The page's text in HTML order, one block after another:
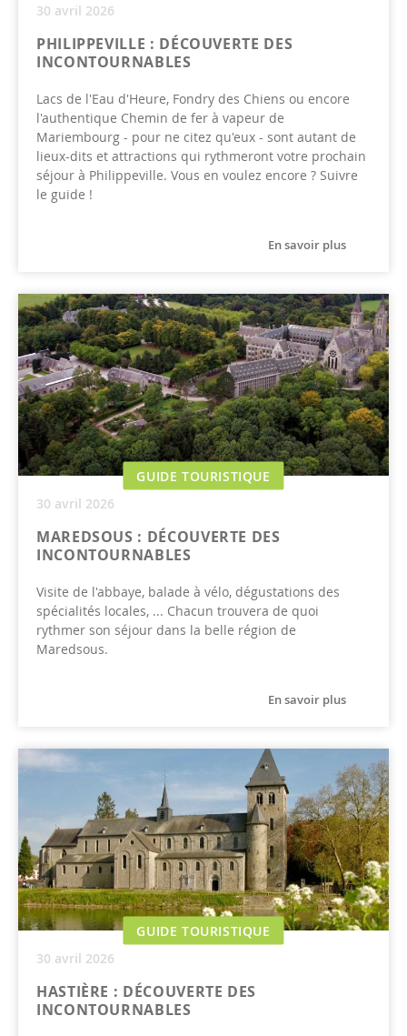
30 avril 2026
PHILIPPEVILLE : DÉCOUVERTE DES
INCONTOURNABLES
Lacs de l'Eau d'Heure, Fondry des Chiens ou encore
l'authentique Chemin de fer à vapeur de
Mariembourg - pour ne citez qu'eux - sont autant de
lieux-dits et attractions qui rythmeront votre prochain
séjour à Philippeville. Vous en voulez encore ? Suivre
le guide !
En savoir plus
GUIDE TOURISTIQUE
30 avril 2026
MAREDSOUS : DÉCOUVERTE DES
INCONTOURNABLES
Visite de l'abbaye, balade à vélo, dégustations des
spécialités locales, ... Chacun trouvera de quoi
rythmer son séjour dans la belle région de
Maredsous.
En savoir plus
GUIDE TOURISTIQUE
30 avril 2026
HASTIÈRE : DÉCOUVERTE DES
INCONTOURNABLES